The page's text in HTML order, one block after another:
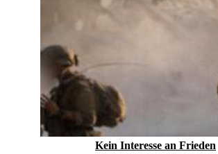
Kein Inte­resse an Frieden